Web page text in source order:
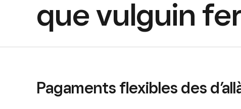
que vulguin
Pagaments flexibles des